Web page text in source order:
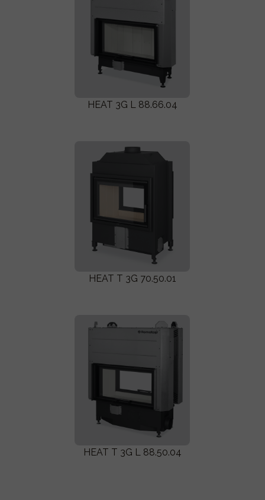
HEAT 3G L 88.66.04
HEAT T 3G 70.50.01
HEAT T 3G L 88.50.04